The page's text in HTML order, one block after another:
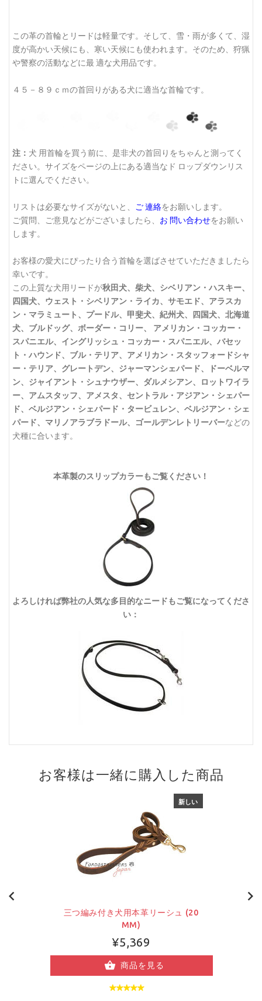
この革の首輪とリードは軽量です。そして、雪・雨が多くて、湿
度が高かい天候にも、寒い天候にも使われます。そのため、狩猟
や警察の活動などに最 適な犬用品です。
４５－８９ｃｍの首回りがある犬に適当な首輪です。
注： 犬 用首輪を買う前に、是非犬の首回りをちゃんと測ってく
ださい。サイズをページの上にある適当なド ロップダウンリス
トに選んでください。
リストは必要なサイズがないと、 ご 連絡をお願いします。
ご質問、ご意見などがございましたら、 お 問い合わせをお願い
します。
お客様の愛犬にぴったり合う首輪を選ばさせていただきましたら
幸いです。
この上質な犬用リードが秋田犬、柴犬、シベリアン・ハスキー、
四国犬、ウェスト・シベリアン・ライカ、サモエド、アラスカ
ン・マラミュート、プードル、甲斐犬、紀州犬、四国犬、北海道
犬、ブルドッグ、ボーダー・コリー、 アメリカン・コッカー・
スパニエル、イングリッシュ・コッカー・スパニエル、バセッ
ト・ハウンド、ブル・テリア、アメリカン・スタッフォードシャ
ー・テリア、グレートデン、ジャーマンシェパード、ドーベルマ
ン、ジャイアント・シュナウザー、ダルメシアン、ロットワイラ
ー、アムスタッフ、アメスタ、セントラル・アジアン・シェパー
ド、ベルジアン・シェパード・タービュレン、ベルジアン・シェ
パード、マリノアラブラドール、ゴールデンレトリーバーなどの
犬種に合います。
本革製のスリップカラーもご覧ください！
よろしければ弊社の人気な多目的なニードもご覧になってくださ
い：
お客様は一緒に購入した商品
新しい
三つ編み付き犬用本革リーシュ (20
MM)
¥5,369
商品を見る